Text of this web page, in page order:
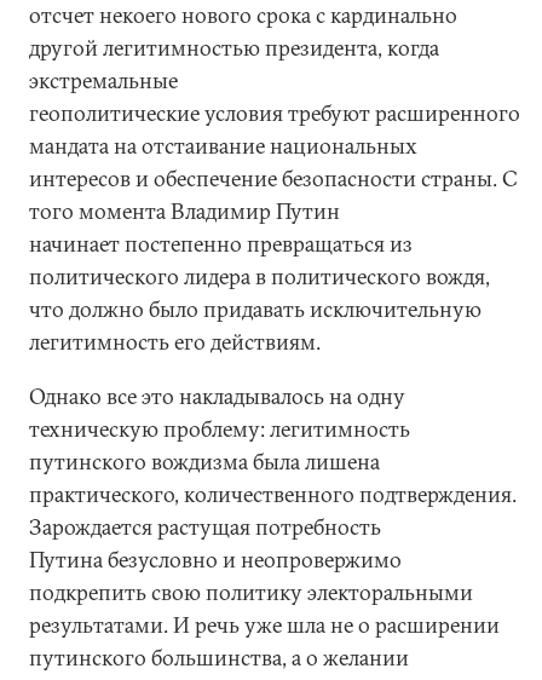
отсчет некоего нового срока с кардинально
другой легитимностью президента, когда
экстремальные
геополитические условия требуют расширенного
мандата на отстаивание национальных
интересов и обеспечение безопасности страны. С
того момента Владимир Путин
начинает постепенно превращаться из
политического лидера в политического вождя,
что должно было придавать исключительную
легитимность его действиям.
Однако все это накладывалось на одну
техническую проблему: легитимность
путинского вождизма была лишена
практического, количественного подтверждения.
Зарождается растущая потребность
Путина безусловно и неопровержимо
подкрепить свою политику электоральными
результатами. И речь уже шла не о расширении
путинского большинства, а о желании